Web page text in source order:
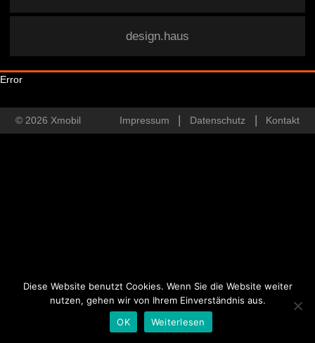
design.haus
Error
© 2026 Xmobil Impressum Datenschutz Kontakt
Diese Website benutzt Cookies. Wenn Sie die Website weiter
nutzen, gehen wir von Ihrem Einverständnis aus.
OK
Weiterlesen